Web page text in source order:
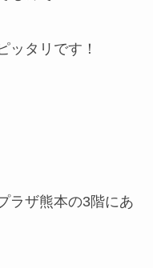
ッタリです！
ラザ熊本の3階にあ